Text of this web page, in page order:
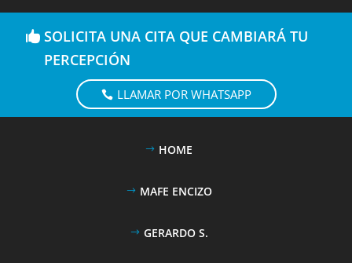
SOLICITA UNA CITA QUE CAMBIARÁ TU
PERCEPCIÓN
LLAMAR POR WHATSAPP
HOME
MAFE ENCIZO
GERARDO S.